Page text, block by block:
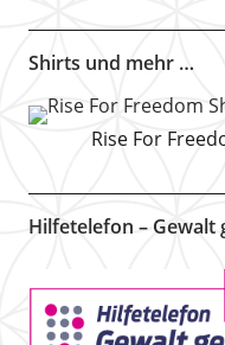
Shirts und mehr …
Rise For
Hilfetelefon – Gewalt